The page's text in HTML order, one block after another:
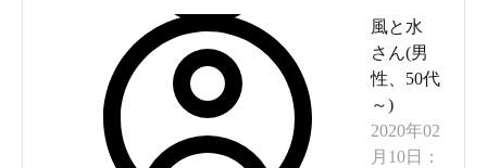
風と水
さん(男
性
50代
～)
2020年02
月10日
：